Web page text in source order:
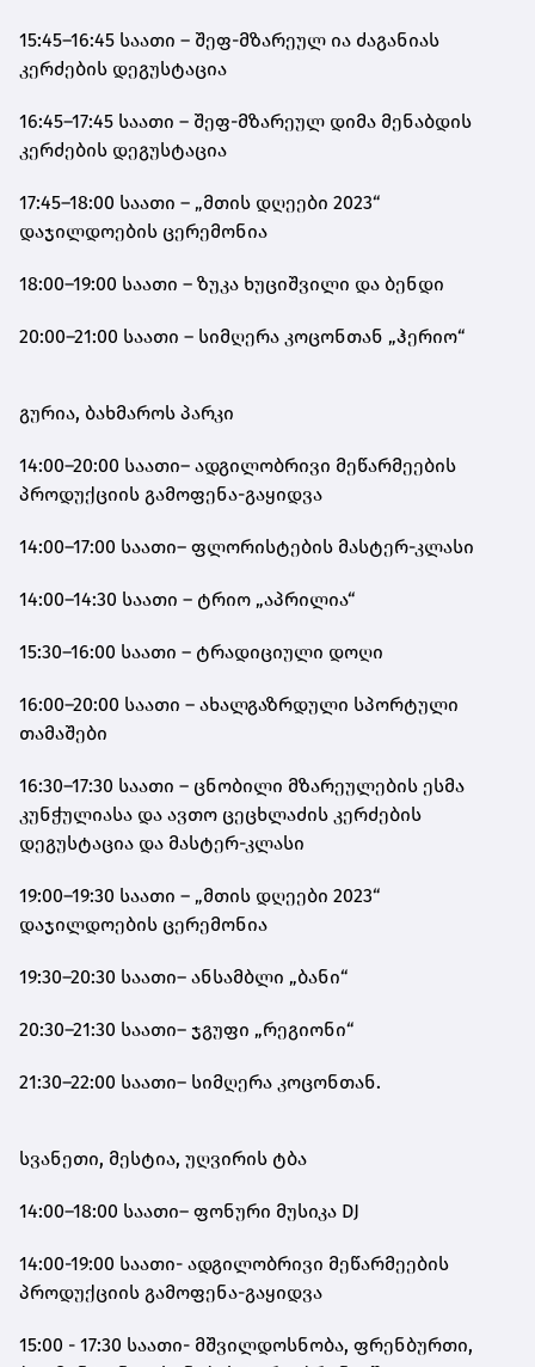
15:45–16:45 საათი – შეფ-მზარეულ ია ძაგანიას
კერძების დეგუსტაცია
16:45–17:45 საათი – შეფ-მზარეულ დიმა მენაბდის
კერძების დეგუსტაცია
17:45–18:00 საათი – „მთის დღეები 2023“
დაჯილდოების ცერემონია
18:00–19:00 საათი – ზუკა ხუციშვილი და ბენდი
20:00–21:00 საათი – სიმღერა კოცონთან „ჰერიო“
გურია, ბახმაროს პარკი
14:00–20:00 საათი– ადგილობრივი მეწარმეების
პროდუქციის გამოფენა-გაყიდვა
14:00–17:00 საათი– ფლორისტების მასტერ-კლასი
14:00–14:30 საათი – ტრიო „აპრილია“
15:30–16:00 საათი – ტრადიციული დოღი
16:00–20:00 საათი – ახალგაზრდული სპორტული
თამაშები
16:30–17:30 საათი – ცნობილი მზარეულების ესმა
კუნჭულიასა და ავთო ცეცხლაძის კერძების
დეგუსტაცია და მასტერ-კლასი
19:00–19:30 საათი – „მთის დღეები 2023“
დაჯილდოების ცერემონია
19:30–20:30 საათი– ანსამბლი „ბანი“
20:30–21:30 საათი– ჯგუფი „რეგიონი“
21:30–22:00 საათი– სიმღერა კოცონთან.
სვანეთი, მესტია, უღვირის ტბა
14:00–18:00 საათი– ფონური მუსიკა DJ
14:00-19:00 საათი- ადგილობრივი მეწარმეების
პროდუქციის გამოფენა-გაყიდვა
15:00 - 17:30 საათი- მშვილდოსნობა, ფრენბურთი,